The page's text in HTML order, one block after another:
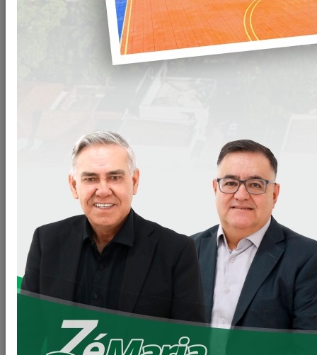
OBRAS DE REFORMA DA UBS ROBERTO ANGELO
CHRISTIANO, NO ALTO DA GLÓRIA.
O dia de vistoriarmos mais uma importante acão que
estamos realizando.
Visitamos as obras de Reforma da UBS ROBERTO ANGELO